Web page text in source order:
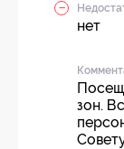
нет
зон.